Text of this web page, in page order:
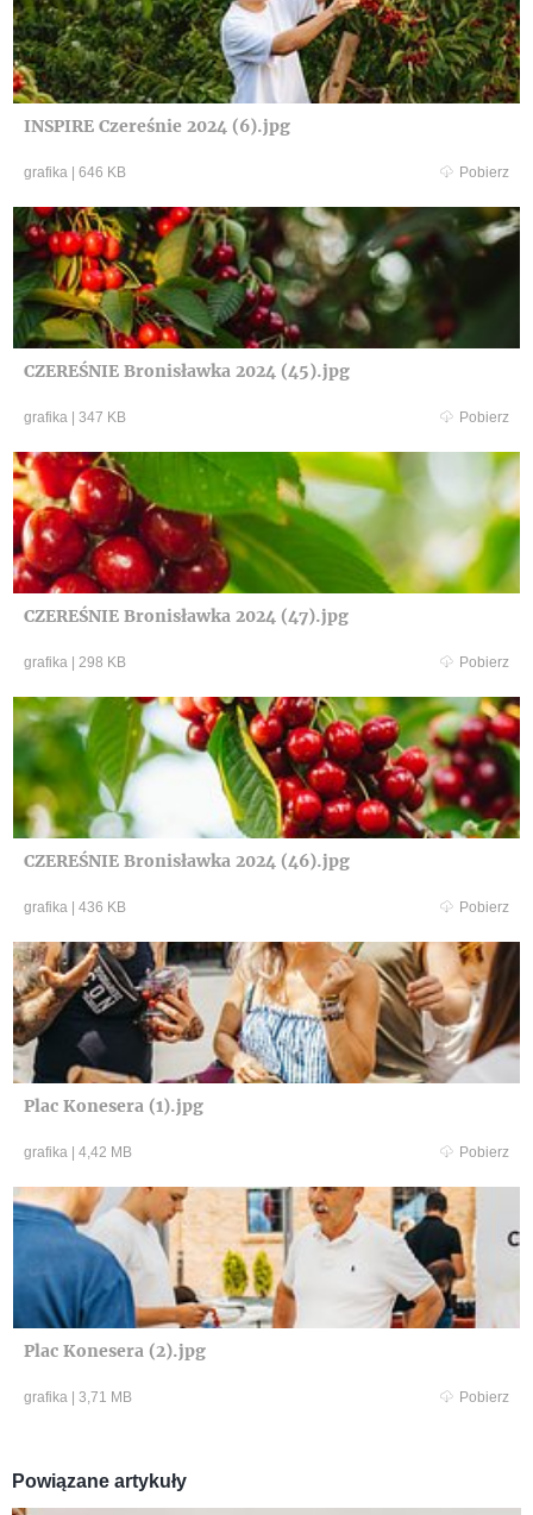
INSPIRE Czereśnie 2024 (6).jpg
grafika 646 KB Pobierz
CZEREŚNIE Bronisławka 2024 (45).jpg
grafika 347 KB Pobierz
CZEREŚNIE Bronisławka 2024 (47).jpg
grafika 298 KB Pobierz
CZEREŚNIE Bronisławka 2024 (46).jpg
grafika 436 KB Pobierz
Plac Konesera (1).jpg
grafika 4,42 MB Pobierz
Plac Konesera (2).jpg
grafika 3,71 MB Pobierz
Powiązane artykuły